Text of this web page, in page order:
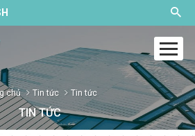
chủ Tin tức Tin tức
TIN TỨC